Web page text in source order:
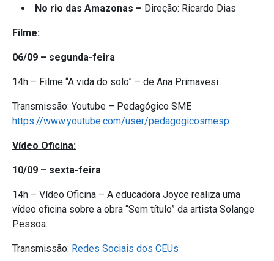
No rio das Amazonas – Direção: Ricardo Dias
Filme:
06/09 – segunda-feira
14h – Filme “A vida do solo” – de Ana Primavesi
Transmissão: Youtube – Pedagógico SME
https://www.youtube.com/user/pedagogicosmesp
Vídeo Oficina:
10/09 – sexta-feira
14h – Vídeo Oficina – A educadora Joyce realiza uma
vídeo oficina sobre a obra “Sem título” da artista Solange
Pessoa.
Transmissão: Redes Sociais dos CEUs